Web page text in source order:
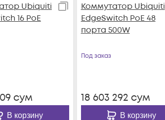
Ubiquiti
16 PoE
сум
В корзину
Коммутатор Ubiquiti
EdgeSwitch PoE 48
порта 500W
Под заказ
18 603 292 сум
В корзину